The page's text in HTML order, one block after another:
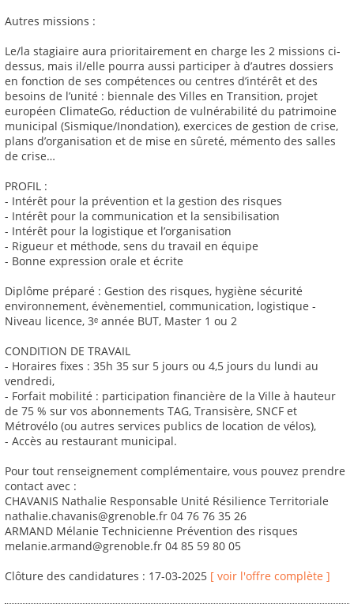
Autres missions :
Le/la stagiaire aura prioritairement en charge les 2 missions ci-
dessus, mais il/elle pourra aussi participer à d’autres dossiers
en fonction de ses compétences ou centres d’intérêt et des
besoins de l’unité : biennale des Villes en Transition, projet
européen ClimateGo, réduction de vulnérabilité du patrimoine
municipal (Sismique/Inondation), exercices de gestion de crise,
plans d’organisation et de mise en sûreté, mémento des salles
de crise…
PROFIL :
- Intérêt pour la prévention et la gestion des risques
- Intérêt pour la communication et la sensibilisation
- Intérêt pour la logistique et l’organisation
- Rigueur et méthode, sens du travail en équipe
- Bonne expression orale et écrite
Diplôme préparé : Gestion des risques, hygiène sécurité
environnement, évènementiel, communication, logistique -
Niveau licence, 3ᵉ année BUT, Master 1 ou 2
CONDITION DE TRAVAIL
- Horaires fixes : 35h 35 sur 5 jours ou 4,5 jours du lundi au
vendredi,
- Forfait mobilité : participation financière de la Ville à hauteur
de 75 % sur vos abonnements TAG, Transisère, SNCF et
Métrovélo (ou autres services publics de location de vélos),
- Accès au restaurant municipal.
Pour tout renseignement complémentaire, vous pouvez prendre
contact avec :
CHAVANIS Nathalie Responsable Unité Résilience Territoriale
nathalie.chavanis@grenoble.fr 04 76 76 35 26
ARMAND Mélanie Technicienne Prévention des risques
melanie.armand@grenoble.fr 04 85 59 80 05
Clôture des candidatures : 17-03-2025 [ voir l'offre complète ]